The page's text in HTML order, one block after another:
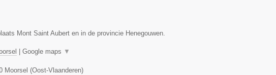
Mont Saint Aubert en in de provincie Henegouwen.
Google maps ▼
Moorsel (Oost-Vlaanderen)